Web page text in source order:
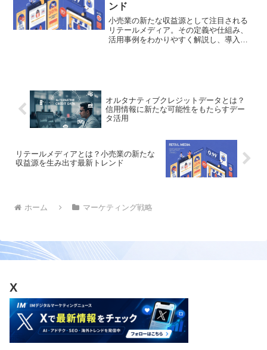
ンド
小売業の新たな収益源として注目される
リテールメディア。その定義や仕組み、
活用事例をわかりやすく解説し、導入の
オルタナティブクレジットデータとは？
信用情報に新たな可能性をもたらすデー
タ活用
リテールメディアとは？小売業の新たな
収益源を生み出す最新トレンド
ホーム マーケティング戦略
X